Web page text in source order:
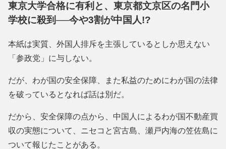
東京大学合格に有利と、東京都文京区の名門小
学校に殺到──今や3割が中国人!?
本紙は実質、外国人排斥を主張しているとしか思えない
「参政党」に与しない。
だが、わが国の安全保障、また私益のためにわが国の法律
を破っているとなれば話は別だ。
だから、安全保障の点から、中国人によるわが国不動産買
収の実態について、ニセコと宮古島、瀬戸内海の笠佐島に
ついて報じたことがある。